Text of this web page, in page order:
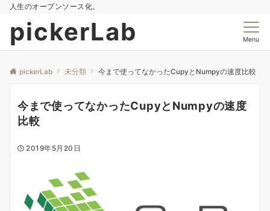
人生のオープンソース化。
pickerLab Menu
pickerLab 未分類 今まで使ってなかったCupyとNumpyの速度比較
今まで使ってなかったCupyとNumpyの速度
比較
2019年5月20日